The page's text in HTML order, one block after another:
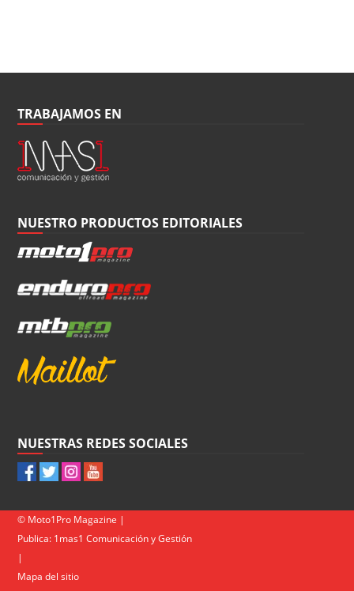
TRABAJAMOS EN
NUESTRO PRODUCTOS EDITORIALES
NUESTRAS REDES SOCIALES
© Moto1Pro Magazine |
Publica: 1mas1 Comunicación y Gestión
|
Mapa del sitio